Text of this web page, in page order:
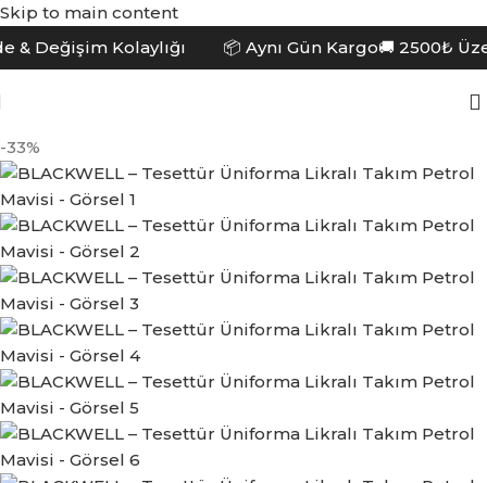
Skip to main content
Kolaylığı 📦 Aynı Gün Kargo🚚 2500₺
-33%